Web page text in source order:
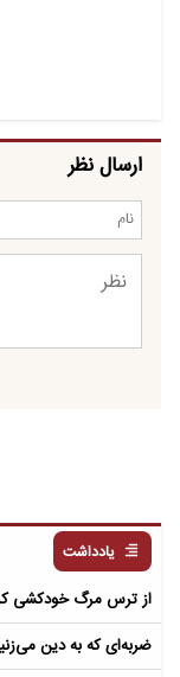
ارسال نظر
یادداشت
از ترس مرگ خودکشی کردن /
ضربه‌ای که به دین